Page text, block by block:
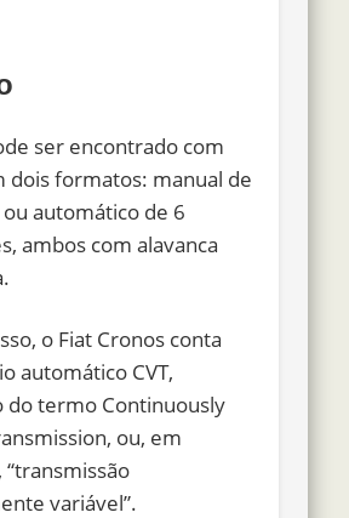
ser encontrado com
dois formatos: manual de
automático de 6
ambos com alavanca
o Fiat Cronos conta
automático CVT,
do termo Continuously
, ou, em
“transmissão
variável”.